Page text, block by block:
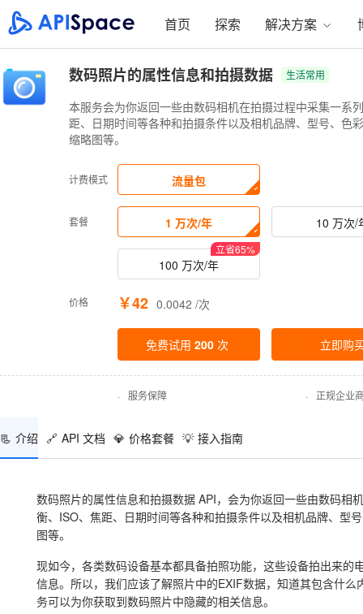
首页 探索 解决方案
数码照片的属性信息和拍摄数据 生活常用
本服务会为你返回一些由数码相机在拍摄过程中采集一系
距、日期时间等各种和拍摄条件以及相机品牌、型号、色
缩略图等。
计费模式 流量包
套餐 1 万次/年 10 万次/
100 万次/年
立省65%
价格 ￥42 0.0042 /次
免费试用 200 次 立即购
· 服务保障 · 正规企业
📃 介绍 🔗 API 文档 💎 价格套餐 💡 接入指南
数码照片的属性信息和拍摄数据 API，会为你返回一些由数码相
衡、ISO、焦距、日期时间等各种和拍摄条件以及相机品牌、型
图等。
现如今，各类数码设备基本都具备拍照功能，这些设备拍出来
信息。所以，我们应该了解照片中的EXIF数据，知道其包含什
务可以为你获取到数码照片中隐藏的相关信息。